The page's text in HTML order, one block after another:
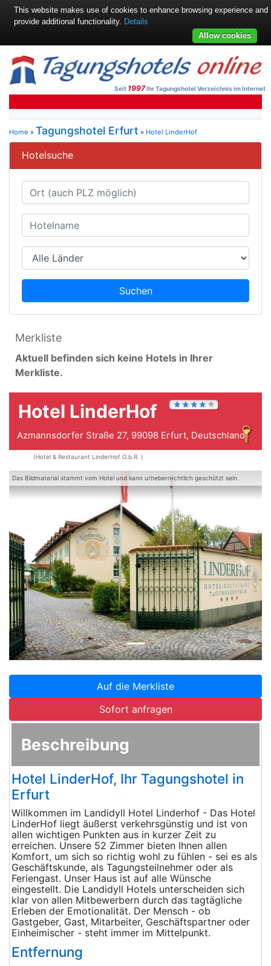
Seit 1997Ihr Tagungshotel Verzeichnis im Internet
Home » Tagungshotel Erfurt » Hotel LinderHof
Hotelsuche
Suchen
Merkliste
Aktuell befinden sich keine Hotels in Ihrer
Merkliste.
Hotel LinderHof
Azmannsdorfer Straße 27, 99098 Erfurt, Deutschland
(Hotel & Restaurant LinderHof G.b.R. )
Das Bildmaterial stammt vom Hotel und kann urheberrechtlich geschützt sein.
Zurück
Auf die Merkliste
Sofort anfragen
Beschreibung
Hotel LinderHof, Ihr Tagungshotel in
Erfurt
Willkommen im Landidyll Hotel Linderhof - Das Hotel
LinderHof liegt äußerst verkehrsgünstig und ist von
allen wichtigen Punkten aus in kurzer Zeit zu
erreichen. Unsere 52 Zimmer bieten Ihnen allen
Komfort, um sich so richtig wohl zu fühlen - sei es als
Geschäftskunde, als Tagungsteilnehmer oder als
Feriengast. Unser Haus ist auf alle Wünsche
eingestellt. Die Landidyll Hotels unterscheiden sich
klar von allen Mitbewerbern durch das tagtägliche
Erleben der Emotionalität. Der Mensch - ob
Gastgeber, Gast, Mitarbeiter, Geschäftspartner oder
Einheimischer - steht immer im Mittelpunkt.
Entfernung
This website makes use of cookies to enhance browsing experience and
provide additional functionality. Details
Allow cookies